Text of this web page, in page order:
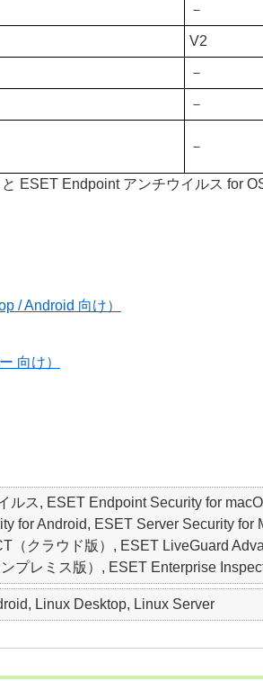
－
V2
－
－
－
ESET Endpoint アンチウイルス for
/ Android 向け）
向け）
ス, ESET Endpoint Security for
for Android, ESET Server Security
クラウド版）, ESET LiveGuard
プレミス版）, ESET Enterprise
Linux Desktop, Linux Server